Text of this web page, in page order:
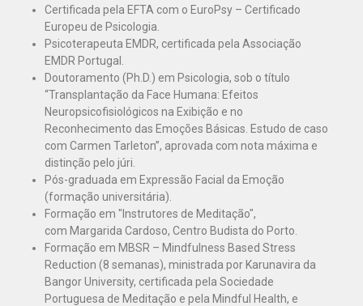
Certificada pela EFTA com o EuroPsy – Certificado
Europeu de Psicologia.
Psicoterapeuta EMDR, certificada pela Associação
EMDR Portugal.
Doutoramento (Ph.D.) em Psicologia, sob o título
“Transplantação da Face Humana: Efeitos
Neuropsicofisiológicos na Exibição e no
Reconhecimento das Emoções Básicas. Estudo de caso
com Carmen Tarleton”, aprovada com nota máxima e
distinção pelo júri.
Pós-graduada em Expressão Facial da Emoção
(formação universitária).
Formação em "Instrutores de Meditação",
com Margarida Cardoso, Centro Budista do Porto.
Formação em MBSR – Mindfulness Based Stress
Reduction (8 semanas), ministrada por Karunavira da
Bangor University, certificada pela Sociedade
Portuguesa de Meditação e pela Mindful Health, e